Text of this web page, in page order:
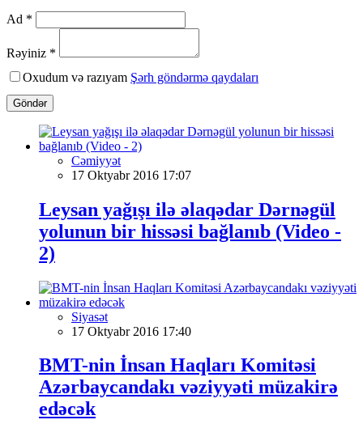
Ad *
Rəyiniz *
Oxudum və razıyam Şərh göndərmə qaydaları
Göndər
Cəmiyyət
17 Oktyabr 2016 17:07
Leysan yağışı ilə əlaqədar Dərnəgül
yolunun bir hissəsi bağlanıb (Video -
2)
Siyasət
17 Oktyabr 2016 17:40
BMT-nin İnsan Haqları Komitəsi
Azərbaycandakı vəziyyəti müzakirə
edəcək